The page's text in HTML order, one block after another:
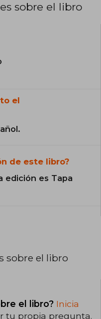
sobre el libro
el
de este libro?
edición es Tapa
sobre el libro
el libro? Inicia
tu propia pregunta.